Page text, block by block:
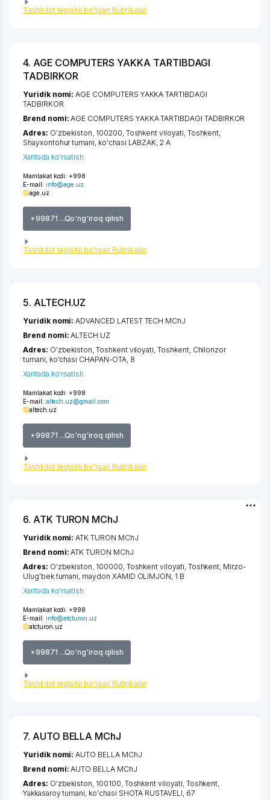
Tashkilot tegishli bo'lgan Rubrikalar
4. AGE COMPUTERS YAKKA TARTIBDAGI
TADBIRKOR
Mamlakat kodi: +998
E-mail: info@age.uz
age.uz
+99871 ...Qo'ng'iroq qilish
Tashkilot tegishli bo'lgan Rubrikalar
Yuridik nomi:AGE COMPUTERS YAKKA TARTIBDAGI
TADBIRKOR
Brend nomi:AGE COMPUTERS YAKKA TARTIBDAGI TADBIRKOR
Adres: O'zbekiston, 100200, Toshkent viloyati Toshkent
Shayxontohur tumani ko'chasi LABZAK , 2 А
Xaritada ko'rsatish
5. ALTECH.UZ
Mamlakat kodi: +998
E-mail: altech.uz@gmail.com
altech.uz
+99871 ...Qo'ng'iroq qilish
Tashkilot tegishli bo'lgan Rubrikalar
Yuridik nomi:ADVANCED LATEST TECH MChJ
Brend nomi:ALTECH.UZ
Adres: O'zbekiston,Toshkent viloyati ,Toshkent, Chilonzor
tumani ko'chasi CHAPAN-OTA, 8
Xaritada ko'rsatish
6. ATK TURON MChJ
Mamlakat kodi: +998
E-mail: info@atcturon.uz
atcturon.uz
+99871 ...Qo'ng'iroq qilish
Tashkilot tegishli bo'lgan Rubrikalar
Yuridik nomi:ATK TURON MChJ
Brend nomi:ATK TURON MChJ
Adres: O'zbekiston, 100000, Toshkent viloyati, Toshkent, Mirzo-
Ulug'bek tumani, maydon XAMID OLIMJON, 1 B
Xaritada ko'rsatish
7. AUTO BELLA MChJ
Yuridik nomi:AUTO BELLA MChJ
Brend nomi:AUTO BELLA MChJ
Adres: O'zbekiston, 100100, Toshkent viloyati, Toshkent,
Yakkasaroy tumani, ko'chasi SHOTA RUSTAVELI, 67